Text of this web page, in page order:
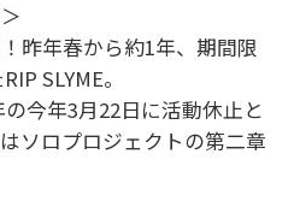
昨年春から約1年、期間限
SLYME。
今年3月22日に活動休止と
ソロプロジェクトの第二章